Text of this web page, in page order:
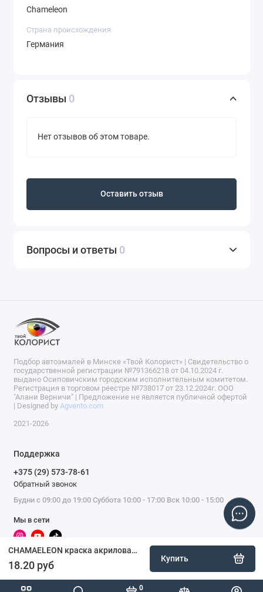
0
CHAMAELEON краска акриловая, 500 мл, аэрозоль, черный глянцевый
18.20 руб
Купить
Chameleon
Страна происхождения
Германия
Отзывы 0
Нет отзывов об этом товаре.
Оставить отзыв
Вопросы и ответы 0
Подбор автоэмалей в Минске «Твой Колорист» | Свидетельство о
государственной регистрации №791366218 от 04.10.2024 г.
выдано Осиповичским городским исполнительным комитетом.
Регистрация в торговом реестре №738017 от 23.12.2024г. ООО
"Алани Верничи" | Предложение не является публичной офертой
| Designed by Agvento.com
2021-2026
Поддержка
+375 (29) 573-78-61
Обратный звонок
Будни с 09:00 до 19:00 Суббота 10:00 - 17:00 Вск 10:00 - 15:00
Мы в сети